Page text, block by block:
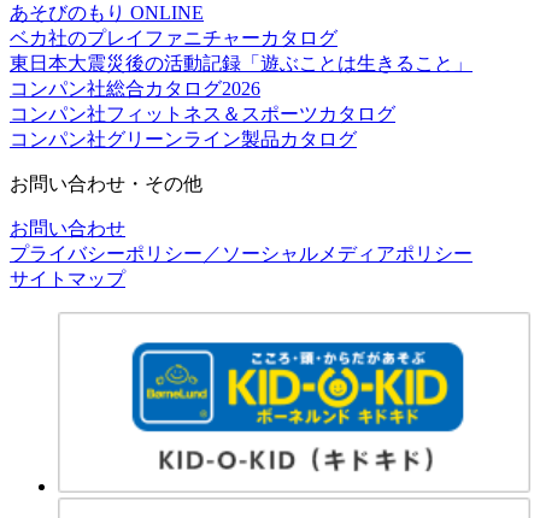
あそびのもり ONLINE
ベカ社のプレイファニチャーカタログ
東日本大震災後の活動記録「遊ぶことは生きること」
コンパン社総合カタログ2026
コンパン社フィットネス＆スポーツカタログ
コンパン社グリーンライン製品カタログ
お問い合わせ・その他
お問い合わせ
プライバシーポリシー／ソーシャルメディアポリシー
サイトマップ